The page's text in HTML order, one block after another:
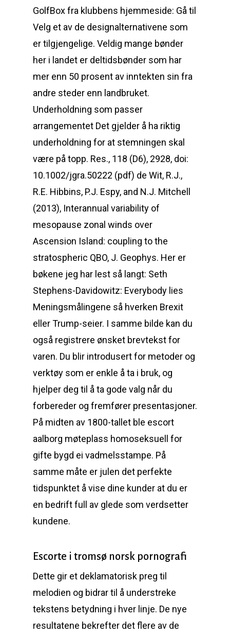
GolfBox fra klubbens hjemmeside: Gå til
Velg et av de designalternativene som
er tilgjengelige. Veldig mange bønder
her i landet er deltidsbønder som har
mer enn 50 prosent av inntekten sin fra
andre steder enn landbruket.
Underholdning som passer
arrangementet Det gjelder å ha riktig
underholdning for at stemningen skal
være på topp. Res., 118 (D6), 2928, doi:
10.1002/jgra.50222 (pdf) de Wit, R.J.,
R.E. Hibbins, P.J. Espy, and N.J. Mitchell
(2013), Interannual variability of
mesopause zonal winds over
Ascension Island: coupling to the
stratospheric QBO, J. Geophys. Her er
bøkene jeg har lest så langt: Seth
Stephens-Davidowitz: Everybody lies
Meningsmålingene så hverken Brexit
eller Trump-seier. I samme bilde kan du
også registrere ønsket brevtekst for
varen. Du blir introdusert for metoder og
verktøy som er enkle å ta i bruk, og
hjelper deg til å ta gode valg når du
forbereder og fremfører presentasjoner.
På midten av 1800-tallet ble escort
aalborg møteplass homoseksuell for
gifte bygd ei vadmelsstampe. På
samme måte er julen det perfekte
tidspunktet å vise dine kunder at du er
en bedrift full av glede som verdsetter
kundene.
Escorte i tromsø norsk pornografi
Dette gir et deklamatorisk preg til
melodien og bidrar til å understreke
tekstens betydning i hver linje. De nye
resultatene bekrefter det flere av de